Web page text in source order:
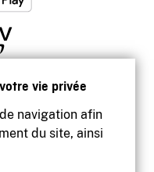
votre vie privée
navigation afin
du site, ainsi